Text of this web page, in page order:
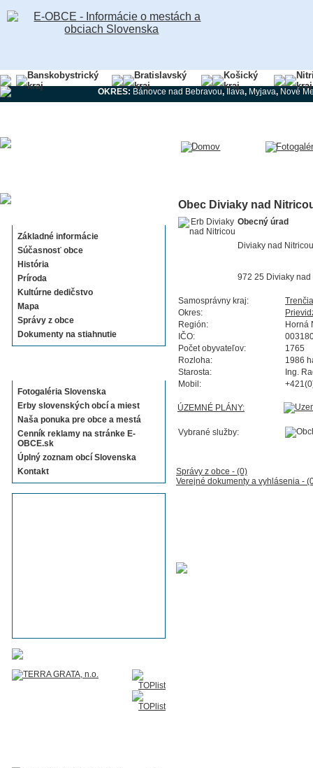
Banskobystrický
kraj
Bratislavský
kraj
Košický
kraj
kraj
OKRES: Bánovce nad Bebravou, Ilava, Myjava, Nové
Základné informácie
Súčasnosť obce
História
Príroda
Kultúrne dedičstvo
Mapa
Správy z obce
Dokumenty na stiahnutie
Fotogaléria Slovenska
Erby slovenských obcí a miest
Naša ponuka pre obce a mestá
Cenník reklamy na stránke E-
OBCE.sk
Úplný zoznam obcí Slovenska
Kontakt
Obec Diviaky nad
Obecný úrad
Diviaky nad
972 25 Diviaky nad
Samosprávny kraj:
Okres:
Región:
Horná
IČO:
Počet obyvateľov:
1765
Rozloha:
1986
Starosta:
Ing.
Mobil:
ÚZEMNÉ PLÁNY:
Vybrané služby:
Správy z obce - (0)
Verejné dokumenty a vyhlásenia -